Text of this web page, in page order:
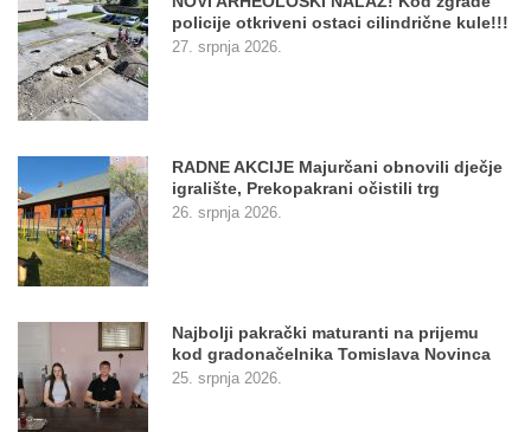
policije otkriveni ostaci cilindrične kule!!!
27. srpnja 2026.
RADNE AKCIJE Majurčani obnovili dječje
igralište, Prekopakrani očistili trg
26. srpnja 2026.
Najbolji pakrački maturanti na prijemu
kod gradonačelnika Tomislava Novinca
25. srpnja 2026.